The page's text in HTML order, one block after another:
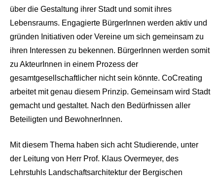
über die Gestaltung ihrer Stadt und somit ihres
Lebensraums. Engagierte BürgerInnen werden aktiv und
gründen Initiativen oder Vereine um sich gemeinsam zu
ihren Interessen zu bekennen. BürgerInnen werden somit
zu AkteurInnen in einem Prozess der
gesamtgesellschaftlicher nicht sein könnte. CoCreating
arbeitet mit genau diesem Prinzip. Gemeinsam wird Stadt
gemacht und gestaltet. Nach den Bedürfnissen aller
Beteiligten und BewohnerInnen.
Mit diesem Thema haben sich acht Studierende, unter
der Leitung von Herr Prof. Klaus Overmeyer, des
Lehrstuhls Landschaftsarchitektur der Bergischen